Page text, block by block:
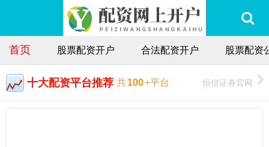
首页 股票配资开户 合法配资开户 股票配资
十大配资平台推荐 共100+平台 恒信证券官网